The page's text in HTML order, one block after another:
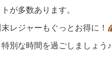
が多数あります。
レジャーもぐっとお得に！
別な時間を過ごしましょう♪